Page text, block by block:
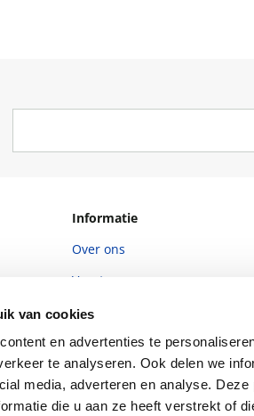
van cookies
en advertenties te
te analyseren. Ook delen we
media, adverteren en analyse.
die u aan ze heeft verstrekt of
Informatie
Over ons
Vacatures
Winkels en openingstijden
Cadeaukaart
Ondernemer worden
Vulnerability Disclosure policy